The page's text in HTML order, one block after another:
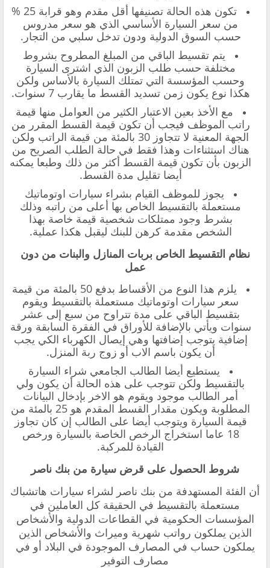
تكون هذه الحالة تصنيفها أقل مقدم وهو قرابة 25 %
من سعر السيارة الأساسي الذي هو سعر مدروس
حسب السوق الدولية ودون تدخل سلبي من التجار.
يتم تقسيط الباقي من المبلغ المطروح بشروط
مختلفة حسب طلب الزبون الذي اشترى السيارة
وحسب المؤسسة التي تمتلك السيارة بالأساس ولكن
هكذا نوع يكون زمن تسديد القسط ما يقارب 7 سنوات.
مع الأخذ بعين الاعتبار الكثير من العوامل منها قيمة
راتب الموظف فيجب أن تكون قيمة القسط المقرر من
الجهة المعنية لا تتجاوز 30 بالمئة من قيمة الراتب ولكن
هناك استثناءات وهذا فقط في حالة الطلب الصريح من
الزبون بأن تكون قيمة القسط أكثر من ذلك وطبعا يمكنه
أيضا تقليل مدة القسط.
يجوز للموظف القيام بشراء سيارات اوتوماتيك
مستعملة بالتقسيط الخاص بها أعلى من راتبه وذلك
بشرط وجود ممتلكات شخصية قيمة خاصة بهذا
الشخص مقدمة كرهن للبنك ليقبل هكذا عملية.
نظام التقسيط الخاص بربات المنازل والبنات من دون
عمل
يلزم هذا النوع من الأقساط بدفع 50 بالمئة من قيمة
سعر سيارات اوتوماتيك مستعملة بالتقسيط ويقوم
بتقسيط الباقي على مدة تتراوح من سبع إلى عشر
سنوات ويأتي بالإضافة للأوراق في الفقرة السابقة ورقة
إضافية يتوجب إضافتها وهي إيصال الكهرباء الكي يجب
أن يكون باسم الاب أو زوج ربة المنزل.
يستطيع أيضا الطالب الجامعي شراء السيارة
بالتقسيط ولكن تتوجب على هذه الحالة أن يكون ولي
أمر الطالب موجود ويقوم هو الاخر بإدخال البيانات
المطلوبة ويكون مقدار القسط المقدم هو 25 بالمئة من
قيمة السيارة ويتوجب أيضا على الطالب إن كان تجاوز
18 عاما استخراج الرخص الخاصة بالسيارة ورخص
القيادة للمركبة.
شروط الحصول على قرض سيارة من بنك ناصر
أن الفئة المستهدفة من بنك ناصر لشراء سيارات هاتشباك
مستعملة بالتقسيط في الحقيقة كل العاملين في
المؤسسات الحكومية في القطاعات الدولية والأشخاص
الذين يملكون رواتب شهرية وميراث والأشخاص الذين
يملكون حساب في المصارف الموجودة في البلاد أو في
مصارف التوفير